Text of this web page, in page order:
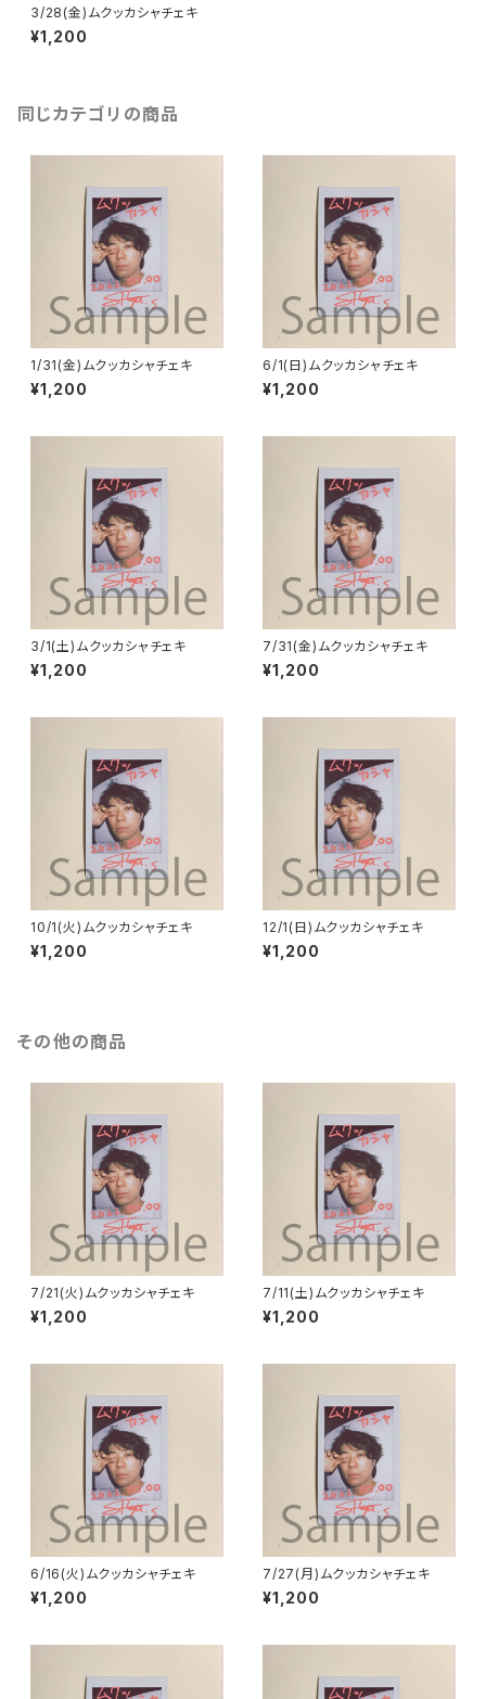
3/28(金)ムクッカシャチェキ
¥1,200
同じカテゴリの商品
1/31(金)ムクッカシャチェキ
¥1,200
6/1(日)ムクッカシャチェキ
¥1,200
3/1(土)ムクッカシャチェキ
¥1,200
7/31(金)ムクッカシャチェキ
¥1,200
10/1(火)ムクッカシャチェキ
¥1,200
12/1(日)ムクッカシャチェキ
¥1,200
その他の商品
7/21(火)ムクッカシャチェキ
¥1,200
7/11(土)ムクッカシャチェキ
¥1,200
6/16(火)ムクッカシャチェキ
¥1,200
7/27(月)ムクッカシャチェキ
¥1,200